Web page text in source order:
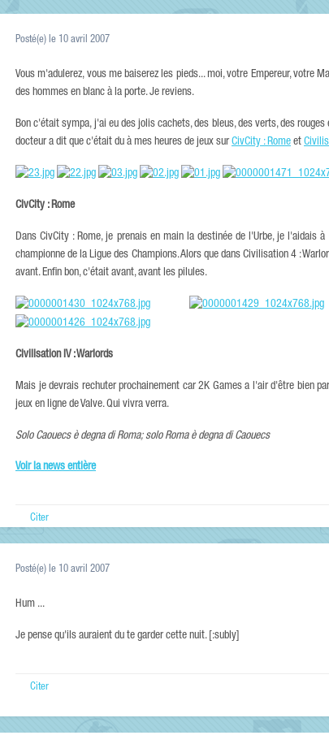
Posté(e) le 10 avril 2007
Vous m'adulerez, vous me baiserez les pieds... moi, votre Empereur, votre
des hommes en blanc à la porte. Je reviens.
Bon c'était sympa, j'ai eu des jolis cachets, des bleus, des verts, des
docteur a dit que c'était du à mes heures de jeux sur CivCity : Rome et
CivCity : Rome
Dans CivCity : Rome, je prenais en main la destinée de l'Urbe, je l'aidais
championne de la Ligue des Champions. Alors que dans Civilisation 4 :
avant. Enfin bon, c'était avant, avant les pilules.
Civilisation IV : Warlords
Mais je devrais rechuter prochainement car 2K Games a l'air d'être bien
jeux en ligne de Valve. Qui vivra verra.
Solo Caouecs è degna di Roma; solo Roma è degna di Caouecs
Voir la news entière
Citer
Posté(e) le 10 avril 2007
Hum ...
Je pense qu'ils auraient du te garder cette nuit. [:subly]
Citer